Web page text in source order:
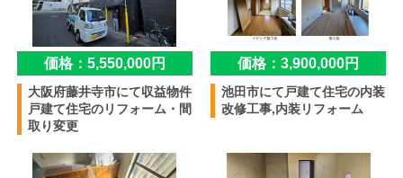
価格：5,550,000円
大阪府藤井寺市にて収益物件
戸建て住宅のリフォーム・間
取り変更
価格：3,900,000円
池田市にて戸建て住宅の内装
改修工事,内装リフォーム